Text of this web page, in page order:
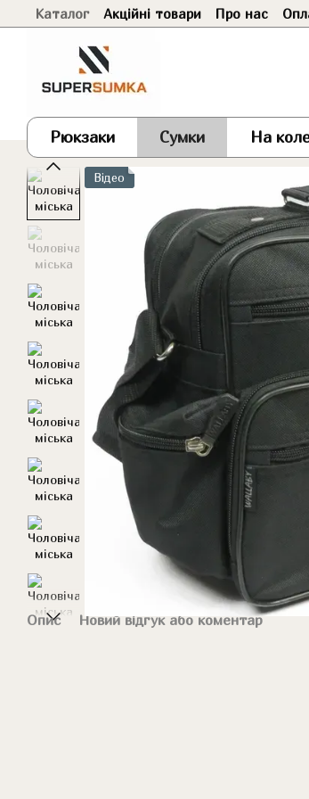
Перейти до основного контенту
Каталог Акційні товари Про нас
Рюкзаки Сумки На
Відео
Опис Новий відгук або коментар